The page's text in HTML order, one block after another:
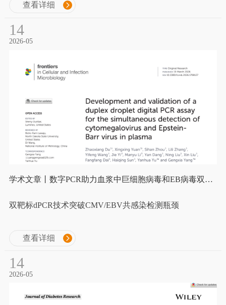
查看详细
14
2026-05
学术文章丨数字PCR助力血浆中巨细胞病毒和EB病毒双重精准定量
双靶标dPCR技术突破CMV/EBV共感染检测瓶颈
查看详细
14
2026-05